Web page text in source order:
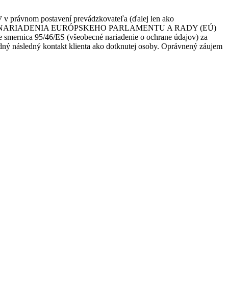
právnom postavení prevádzkovateľa (ďalej len ako
f) NARIADENIA EURÓPSKEHO PARLAMENTU A RADY (EÚ)
95/46/ES (všeobecné nariadenie o ochrane údajov) za
následný kontakt klienta ako dotknutej osoby. Oprávnený záujem